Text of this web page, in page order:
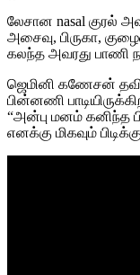
லேசான nasal குரல்
அசைவு, பிருகா,
கலந்த அவரது பாணி
ஜெமினி கணேசன்
பின்னணி
“அன்பு மனம் கனிந்த
எனக்கு மிகவும்